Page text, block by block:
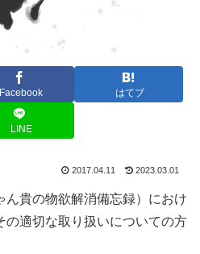
Facebook はてブ
LINE
2017.04.11 2023.03.01
ん貴の物欲解消備忘録）におけ
の適切な取り扱いについての方